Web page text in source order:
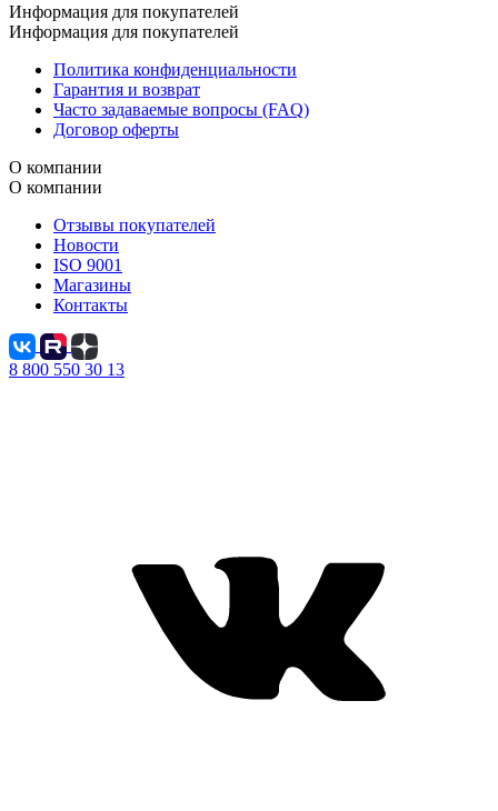
Информация для покупателей
Информация для покупателей
Политика конфиденциальности
Гарантия и возврат
Часто задаваемые вопросы (FAQ)
Договор оферты
О компании
О компании
Отзывы покупателей
Новости
ISO 9001
Магазины
Контакты
8 800 550 30 13